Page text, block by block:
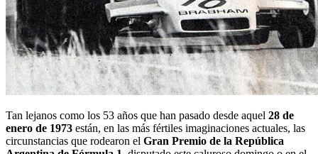
Tan lejanos como los 53 años que han pasado desde aquel 28 de
enero de 1973 están, en las más fértiles imaginaciones actuales, las
circunstancias que rodearon el Gran Premio de la República